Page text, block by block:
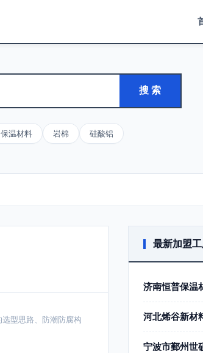
搜 索
保温材料 岩棉 硅酸铝
型思路、防潮防腐构
最新加盟
济南恒普保温
河北烯谷新材
宁波市鄞州世